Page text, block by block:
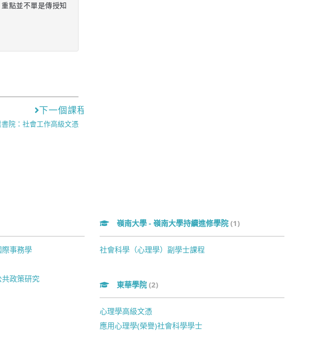
點並不單是傳授知
下一個課程
院：社會工作高級文憑
事務學
政策研究
嶺南大學 - 嶺南大學持續進修學院(1)
社會科學（心理學）副學士課程
東華學院(2)
心理學高級文憑
應用心理學(榮譽)社會科學學士